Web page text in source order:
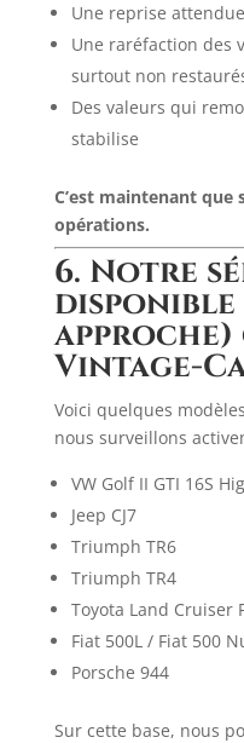
Une reprise
Une raréfaction des
surtout non
Des valeurs qui
stabilise
C’est maintenant que
opérations.
6. Notre
disponible
approche)
Vintage-
Voici quelques
nous surveillons
VW Golf II GTI 16S
Jeep CJ7
Triumph TR6
Triumph TR4
Toyota Land Cruiser
Fiat 500L / Fiat 500
Porsche 944
Sur cette base, nous